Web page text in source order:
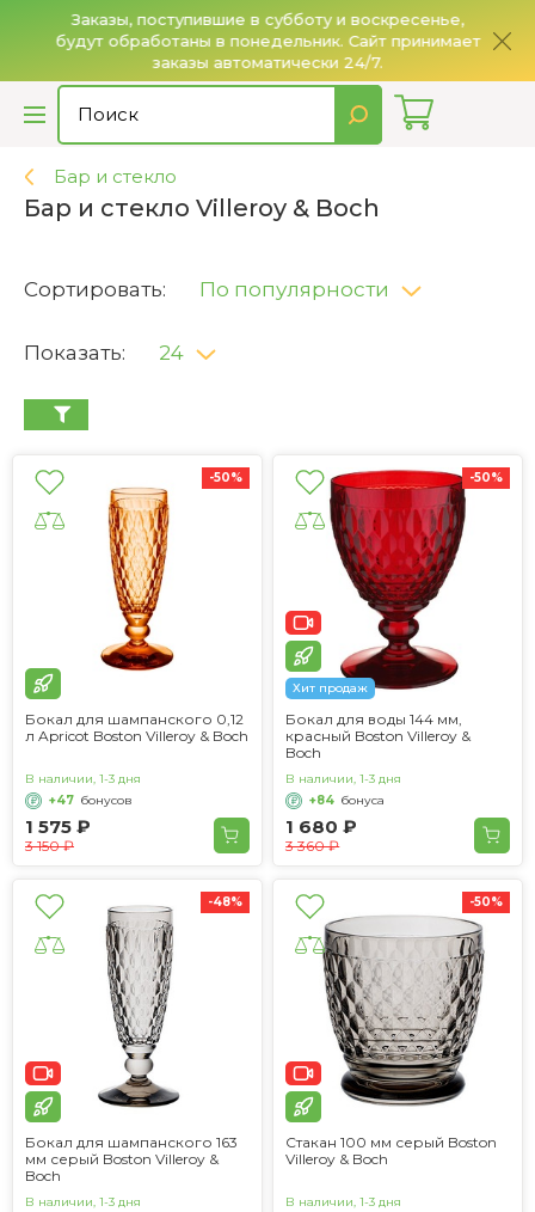
Заказы, поступившие в субботу и воскресенье,
будут обработаны в понедельник. Сайт принимает
заказы автоматически 24/7.
Бар и стекло
Бар и стекло Villeroy & Boch
Сортировать: По популярности
Показать: 24
Бокал для шампанского 0,12
л Apricot Boston Villeroy & Boch
-50%
1 575 ₽
3 150 ₽
В наличии, 1-3 дня
+47 бонусов
Хит продаж
Бокал для воды 144 мм,
красный Boston Villeroy &
Boch
-50%
1 680 ₽
3 360 ₽
В наличии, 1-3 дня
+84 бонуса
Бокал для шампанского 163
мм серый Boston Villeroy &
Boch
-48%
В наличии, 1-3 дня
Стакан 100 мм серый Boston
Villeroy & Boch
-50%
В наличии, 1-3 дня